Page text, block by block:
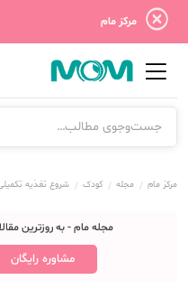
مرکز مام
مرکز مام مجله کودک شروع تغذیه
مجله مام - به روزترین
مشاوره رایگان